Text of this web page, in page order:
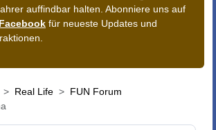
auffindbar halten. Abonniere uns auf
Facebook für neueste Updates und
Real Life
FUN Forum